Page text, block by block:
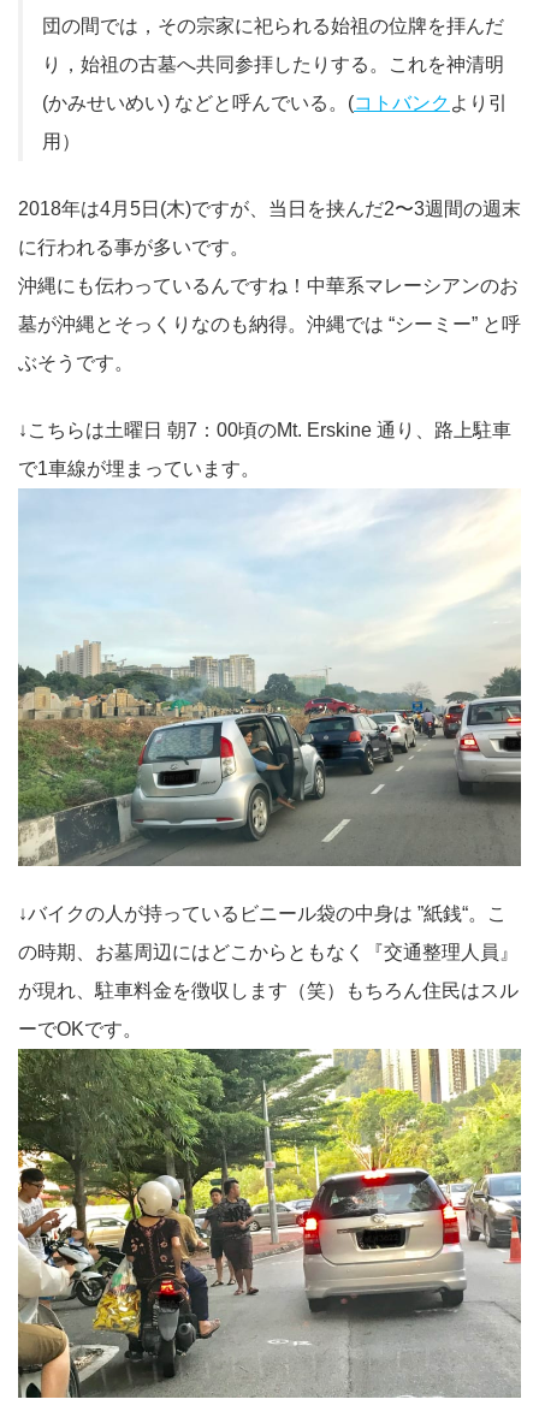
団の間では，その宗家に祀られる始祖の位牌を拝んだ
り，始祖の古墓へ共同参拝したりする。これを神清明
(かみせいめい) などと呼んでいる。(コトバンク より引
用）
2018年は4月5日(木)ですが、当日を挟んだ2〜3週間の週末
に行われる事が多いです。
沖縄にも伝わっているんですね！中華系マレーシアンのお
墓が沖縄とそっくりなのも納得。沖縄では “シーミー” と呼
ぶそうです。
↓こちらは土曜日 朝7：00頃のMt. Erskine 通り、路上駐車
で1車線が埋まっています。
↓バイクの人が持っているビニール袋の中身は ”紙銭“。こ
の時期、お墓周辺にはどこからともなく『交通整理人員』
が現れ、駐車料金を徴収します（笑）もちろん住民はスル
ーでOKです。